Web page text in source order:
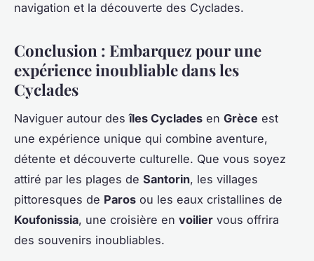
navigation et la découverte des Cyclades.
Conclusion : Embarquez pour une
expérience inoubliable dans les
Cyclades
Naviguer autour desîles Cyclades en Grèce est
une expérience unique qui combine aventure,
détente et découverte culturelle. Que vous soyez
attiré par les plages de Santorin, les villages
pittoresques de Paros ou les eaux cristallines de
Koufonissia, une croisière en voilier vous offrira
des souvenirs inoubliables.